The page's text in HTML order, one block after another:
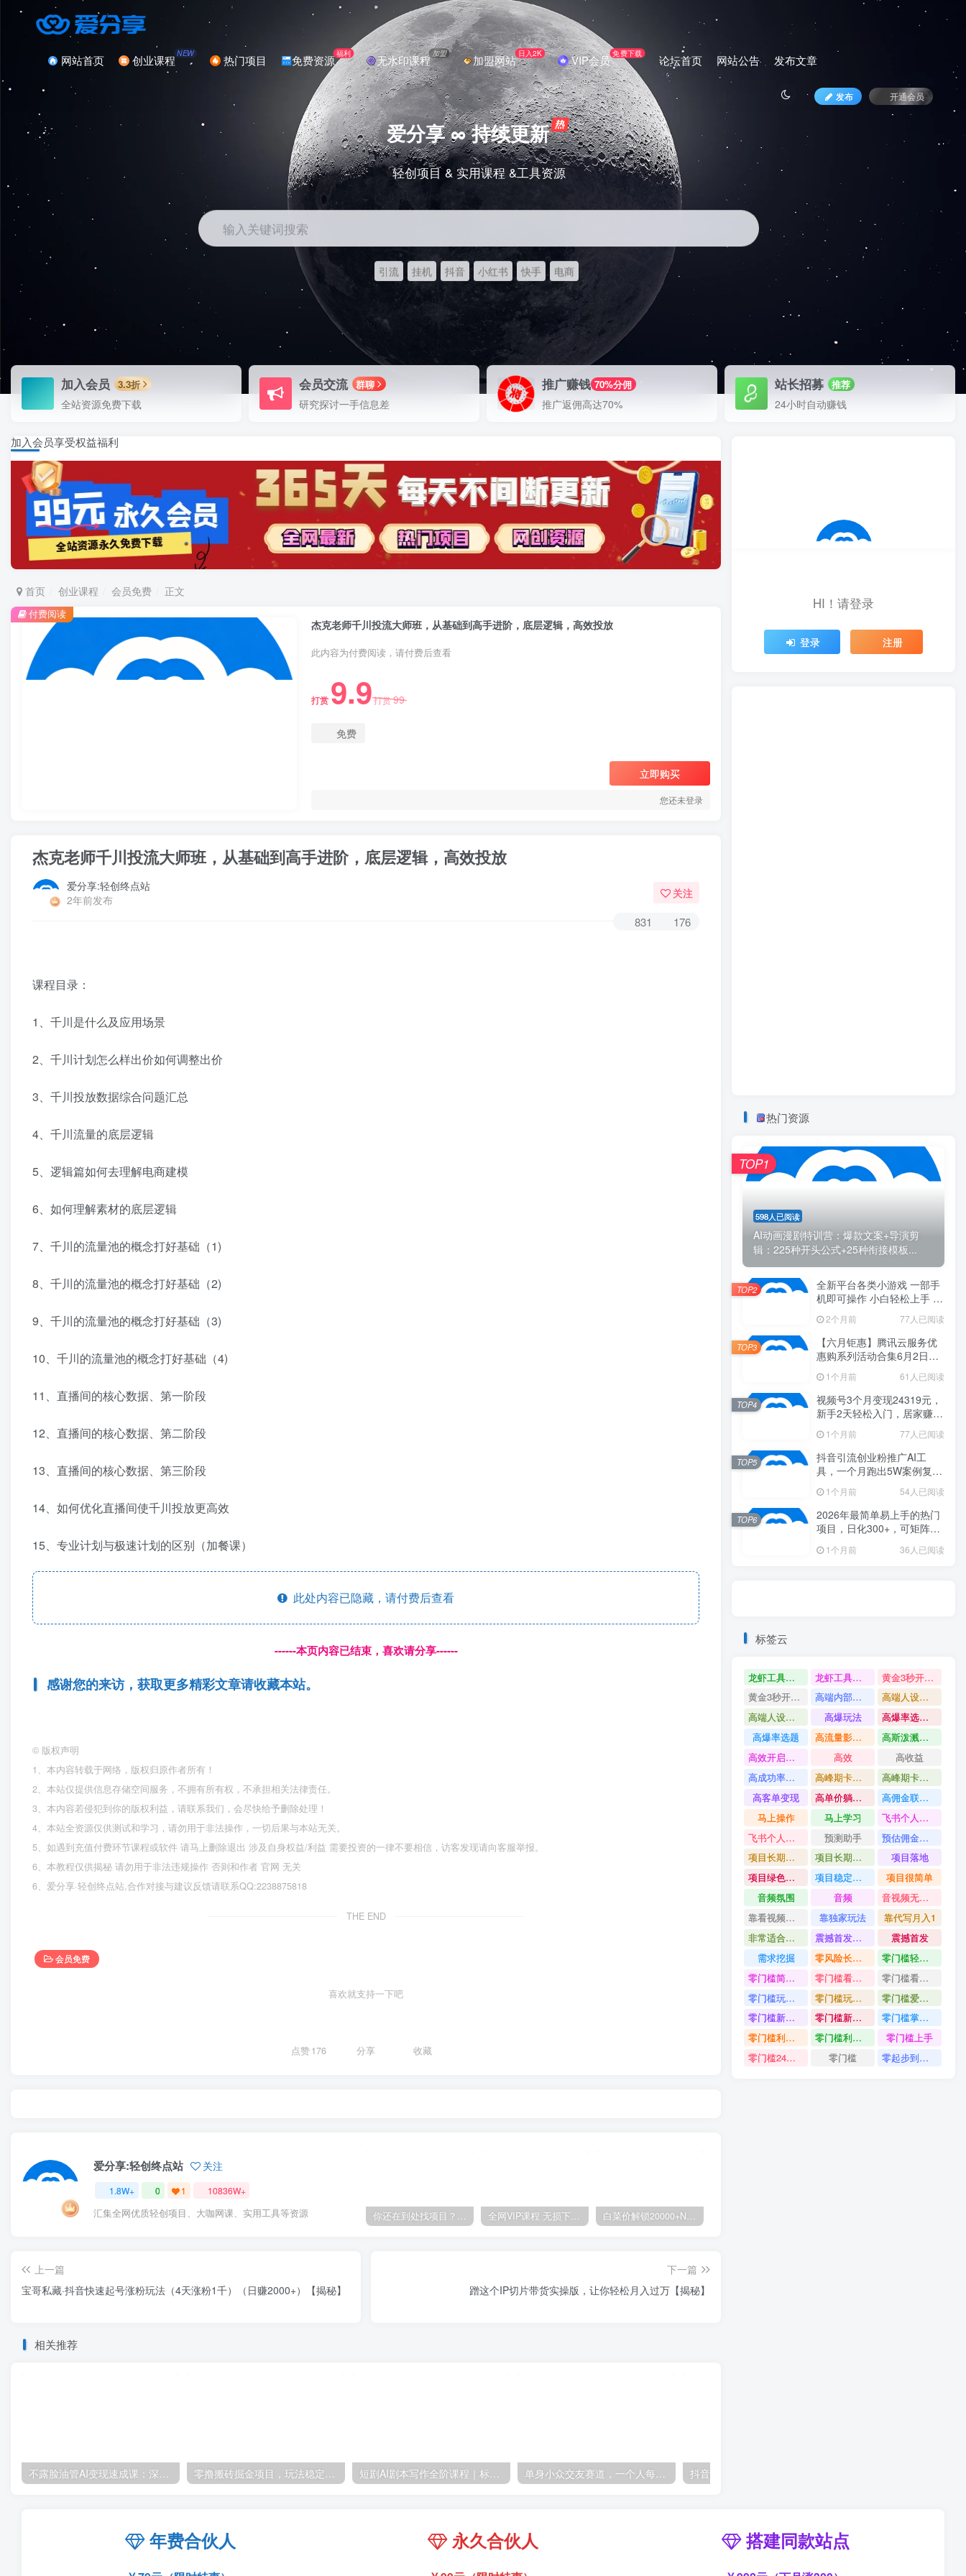
网站首页 创业课程 NEW 热门项目 免费资源福利 无水印课程 加盟 加盟网站 日入2K VIP会员 免费下载 论坛首页 网站公告 发布文章
发布 开通会员
爱分享 ∞ 持续更新
轻创项目 & 实用课程 &工具资源
输入关键词搜索
引流 挂机 抖音 小红书 快手 电商
加入会员 3.3折
全站资源免费下载
会员交流 群聊
研究探讨一手信息差
推广赚钱 70%分佣
推广返佣高达70%
站长招募 推荐
24小时自动赚钱
加入会员享受权益福利
首页 创业课程 会员免费 正文
杰克老师千川投流大师班，从基础到高手进阶，底层逻辑，高效投放
此内容为付费阅读，请付费后查看
打赏 9.9打赏99
免费
立即购买
您还未登录
付费阅读
杰克老师千川投流大师班，从基础到高手进阶，底层逻辑，高效投放
爱分享:轻创终点站
2年前发布
关注
831 176
课程目录：
1、千川是什么及应用场景
2、千川计划怎么样出价如何调整出价
3、千川投放数据综合问题汇总
4、千川流量的底层逻辑
5、逻辑篇如何去理解电商建模
6、如何理解素材的底层逻辑
7、千川的流量池的概念打好基础（1)
8、千川的流量池的概念打好基础（2)
9、千川的流量池的概念打好基础（3)
10、千川的流量池的概念打好基础（4)
11、直播间的核心数据、第一阶段
12、直播间的核心数据、第二阶段
13、直播间的核心数据、第三阶段
14、如何优化直播间使千川投放更高效
15、专业计划与极速计划的区别（加餐课）
此处内容已隐藏，请付费后查看
------本页内容已结束，喜欢请分享------
感谢您的来访，获取更多精彩文章请收藏本站。
© 版权声明
1、本内容转载于网络，版权归原作者所有！
2、本站仅提供信息存储空间服务，不拥有所有权，不承担相关法律责任。
3、本内容若侵犯到你的版权利益，请联系我们，会尽快给予删除处理！
4、本站全资源仅供测试和学习，请勿用于非法操作，一切后果与本站无关。
5、如遇到充值付费环节课程或软件 请马上删除退出 涉及自身权益/利益 需要投资的一律不要相信，访客发现请向客服举报。
6、本教程仅供揭秘 请勿用于非法违规操作 否则和作者 官网 无关
6、爱分享·轻创终点站,合作对接与建议反馈请联系QQ:2238875818
THE END
会员免费
喜欢就支持一下吧
点赞176 分享 收藏
爱分享:轻创终点站 关注
1.8W+ 0 1 10836W+
汇集全网优质轻创项目、大咖网课、实用工具等资源 你还在到处找项目？还在当韭菜？我靠卖项目一个月收入5万+，曾经我也是个失败者。 全网VIP课程 无损下载~.~ 白菜价解锁20000+N个赚钱机会，加入轻创终点站会员，全站资源免费学习。
上一篇
宝哥私藏·抖音快速起号涨粉玩法（4天涨粉1千）（日赚2000+）【揭秘】
下一篇
蹭这个IP切片带货实操版，让你轻松月入过万【揭秘】
相关推荐
不露脸油管AI变现速成课：深挖高CPM盈利领域，零出镜打造YouTube稳定收益账号 零撸搬砖掘金项目，玩法稳定普通人可落地的长期副业，月收益轻松10000+ 短剧AI剧本写作全阶课程｜标准剧本格式、AI写剧指令、投稿过稿技巧、网文改编、主线剧情把控、审稿避坑全套实操教学 单身小众交友赛道，一个人每天轻松到手1000+，落地快、见效稳【揭秘】
HI！请登录
登录 注册
热门资源
598人已阅读
AI动画漫剧特训营：爆款文案+导演剪
辑：225种开头公式+25种衔接模板...
TOP1
全新平台各类小游戏 一部手
机即可操作 小白轻松上手 长
期稳定 居家月入过万
2个月前 77人已阅读
TOP2
【六月钜惠】腾讯云服务优
惠购系列活动合集6月2日更
新 1个月前 61人已阅读
TOP3
视频号3个月变现24319元，
新手2天轻松入门，居家赚米
新思路！
1个月前 77人已阅读
TOP4
抖音引流创业粉推广AI工
具，一个月跑出5W案例复
盘，从0拆解完整流程
1个月前 54人已阅读
TOP5
2026年最简单易上手的热门
项目，日化300+，可矩阵操
1个月前 36人已阅读
TOP6
标签云
龙虾工具完整部署教学图文视频理财多赛道AI变现 龙虾工具完整部署教学
黄金3秒开头与标题海报玩法六大运营硬核技能高效变现
黄金3秒开头与标题海报玩法
高端内部魔灵召唤挂G打金
高端人设搭建积累客户信任图文剪辑谈单转化实操教学
高端人设搭建积累客户信任
高爆玩法
高爆率选题方法
高爆率选题
高流量影视片
高斯泼溅与游戏化交互课程
高效开启跨境賺钱新通道
高效
高收益
高成功率爆款全流程打法
高峰期卡顿利润被抽干私域直播核心痛点解析
高峰期卡顿利润被抽干
高客单变现
高单价躺賺玩法
高佣金联盟课
马上操作
马上学习
飞书个人版100G注册教程无需额外扩容
飞书个人版100G注册教程
预测助手
预估佣金有2200
项目长期稳定宝妈上班族既能兼职增收
项目长期稳定
项目落地
项目绿色长久
项目稳定落地两年以上
项目很简单
音频氛围
音频
音视频无损切割剪辑神器
靠看视频就能在YouTube上賺到钱
靠独家玩法
靠代写月入1
非常适合小白快速上手
震撼首发小白利用电脑做游戏搬砖
震撼首发
需求挖掘
零风险长期做
零门槛轻资产创业
零门槛简单易上手
零门槛看完就能上手只需一部手机轻松日收30
零门槛看完就能上手
零门槛玩转伙伴计划与精选独家单日稳定收益1k
零门槛玩转伙伴计划与精选独家
零门槛爱奇艺变现冷门赛道
零门槛新手快速入门闲鱼电商日赚百元新手必看教程
零门槛新手快速入门闲鱼电商日赚百元
零门槛掌握汽车赛道变现玩法
零门槛利用AI只需几分钟轻松做出带货短视频
零门槛利用AI
零门槛上手
零门槛24小时无人值守被动创收项目
零门槛 零起步到独立实操
年费合伙人 永久合伙人 搭建同款站点